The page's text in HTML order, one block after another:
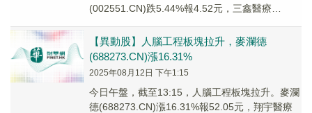
(002551.CN)跌5.44%報4.52元，三鑫醫療
【異動股】人腦工程板塊拉升，麥瀾德
(688273.CN)漲16.31%
2025年08月12日 下午1:15
今日午盤，截至13:15，人腦工程板塊拉升。麥瀾
德(688273.CN)漲16.31%報52.05元，翔宇醫療